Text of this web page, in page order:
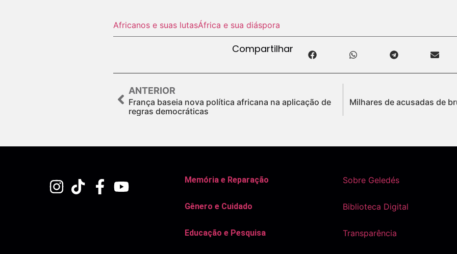
Africanos e suas lutasÁfrica e sua diáspora
Compartilhar
ANTERIOR
França baseia nova política africana na aplicação de
regras democráticas
Milhares de acusadas de
Memória e Reparação
Gênero e Cuidado
Educação e Pesquisa
Sobre Geledés
Biblioteca Digital
Transparência